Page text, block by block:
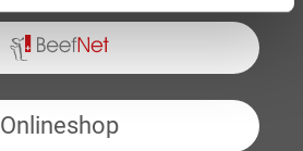
Onlineshop